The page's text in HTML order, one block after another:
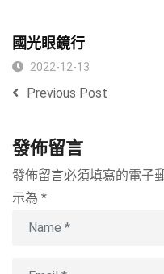
國光眼鏡行
2022-12-13
Previous Post
發佈留言
發佈留言必須填寫的電子
示為 *